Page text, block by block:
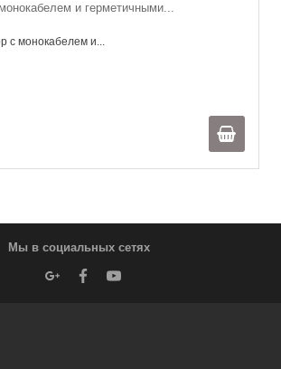
и герметичными...
с монокабелем и...
Мы в социальных сетях